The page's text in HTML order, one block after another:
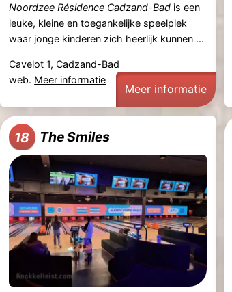
Noordzee Résidence Cadzand-Bad is een
leuke, kleine en toegankelijke speelplek
waar jonge kinderen zich heerlijk kunnen ...
Cavelot 1, Cadzand-Bad
web. Meer informatie
Meer informatie
18 The Smiles